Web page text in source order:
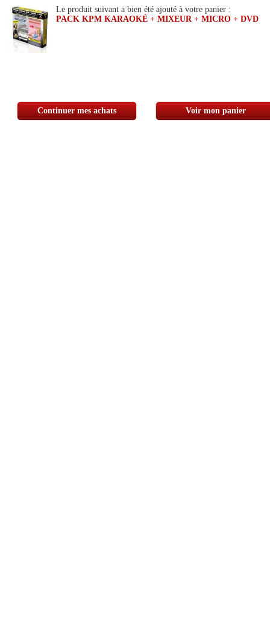
Le produit suivant a bien été ajouté à votre panier :
PACK KPM KARAOKÉ + MIXEUR + MICRO + DVD
Continuer mes achats Voir mon panier